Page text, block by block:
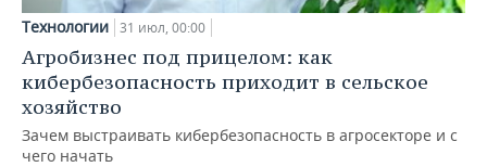
Технологии 31 июл, 00:00
Агробизнес под прицелом: как
кибербезопасность приходит в сельское
хозяйство
Зачем выстраивать кибербезопасность в агросекторе и с
чего начать